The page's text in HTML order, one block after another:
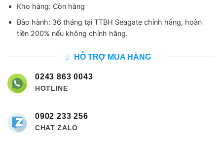
Kho hàng: Còn hàng
Bảo hành: 36 tháng tại TTBH Seagate chính hãng, hoàn
tiền 200% nếu không chính hãng.
HỖ TRỢ MUA HÀNG
0243 863 0043
HOTLINE
0902 233 256
CHAT ZALO